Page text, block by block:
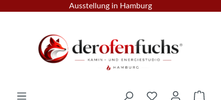
Zum Hauptinhalt springen
Ausstellung in Hamburg